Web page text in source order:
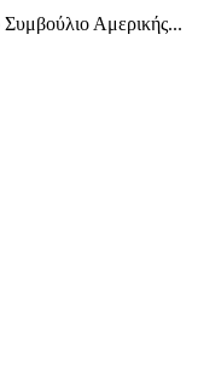
Αμερικής...